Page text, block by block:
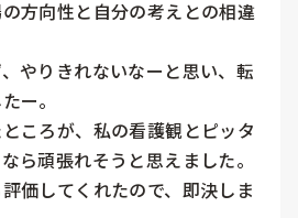
方向性と自分の考えとの相違
やりきれないなーと思い、転
ー。
ころが、私の看護観とピッタ
ら頑張れそうと思えました。
価してくれたので、即決しま